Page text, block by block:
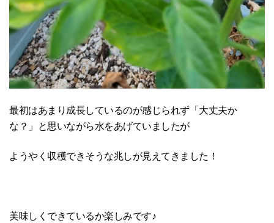
最初はあまり成長しているのが感じられず「大丈夫か
な？」と思いながら水をあげていましたが
ようやく収穫できそうな兆しが見えてきました！
美味しくできているか楽しみです♪